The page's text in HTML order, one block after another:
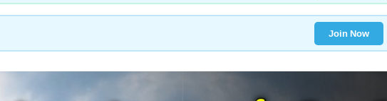
Join Now